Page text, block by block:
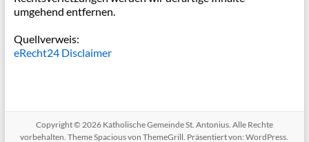
umgehend entfernen.
Quellverweis:
eRecht24 Disclaimer
Copyright © 2026 Katholische Gemeinde St. Antonius. Alle Rechte
vorbehalten. ThemeSpaciousvon ThemeGrill. Präsentiert von:WordPress.